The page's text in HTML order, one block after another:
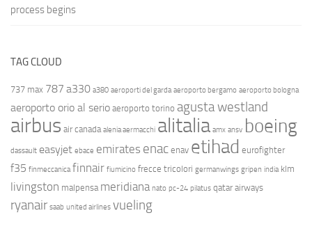
process begins
TAG CLOUD
737 max 787 a330 a380 aeroporti del garda aeroporto bergamo aeroporto bologna
aeroporto orio al serio aeroporto torino agusta westland
airbus air canada alenia aermacchi alitalia amx ansv boeing
dassault easyjet ebace emirates enac enav etihad eurofighter
f35 finmeccanica finnair fiumicino frecce tricolori germanwings gripen india klm
livingston malpensa meridiana nato pc-24 pilatus qatar airways
ryanair saab united airlines vueling